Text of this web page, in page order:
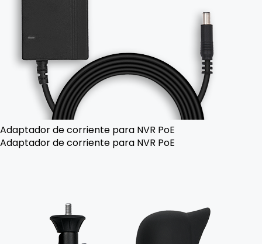
Adaptador de corriente para NVR PoE
Adaptador de corriente para NVR PoE